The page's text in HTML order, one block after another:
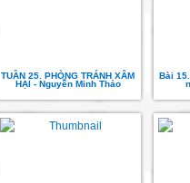
TUẦN 25. PHÒNG TRÁNH XÂM
HẠI - Nguyễn Minh Thảo
Bài